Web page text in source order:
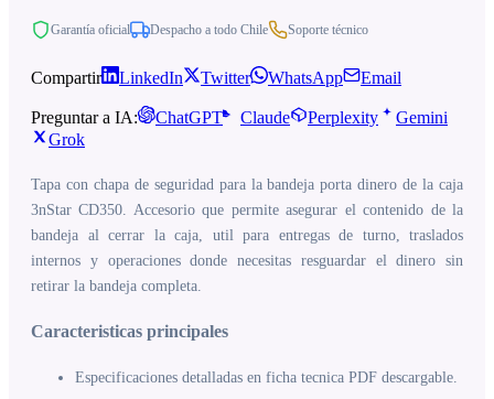
Garantía oficial Despacho a todo Chile Soporte técnico
Compartir LinkedIn Twitter WhatsApp Email
Preguntar a IA: ChatGPT Claude Perplexity
Gemini
Grok
Tapa con chapa de seguridad para la bandeja porta dinero de la caja
3nStar CD350. Accesorio que permite asegurar el contenido de la
bandeja al cerrar la caja, util para entregas de turno, traslados
internos y operaciones donde necesitas resguardar el dinero sin
retirar la bandeja completa.
Caracteristicas principales
Especificaciones detalladas en ficha tecnica PDF descargable.